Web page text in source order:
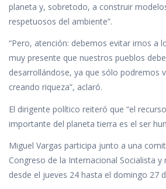
planeta y, sobretodo, a construir
respetuosos del ambiente”.
“Pero, atención: debemos evitar irnos a
muy presente que nuestros pueblos
desarrollándose, ya que sólo podremos
creando riqueza”, aclaró.
El dirigente político reiteró que “el
importante del planeta tierra es el ser
Miguel Vargas participa junto a una
Congreso de la Internacional Socialista y
desde el jueves 24 hasta el domingo 27